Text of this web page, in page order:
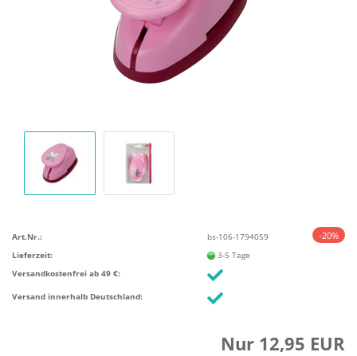
-20%
Art.Nr.:
bs-106-1794059
Lieferzeit:
3-5 Tage
Versandkostenfrei ab 49 €:
Versand innerhalb Deutschland:
Nur 12,95 EUR